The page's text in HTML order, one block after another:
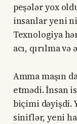
peşələr yox
insanlar yeni
Texnologiya
acı, qırılma
Amma maşın
etmədi. İnsan
biçimi dəyişdi.
siniflər, yeni